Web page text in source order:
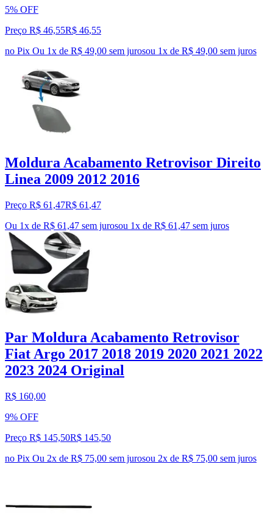
5% OFF
Preço R$ 46,55R$ 46,55
no Pix Ou 1x de R$ 49,00 sem jurosou 1x de R$ 49,00 sem juros
Moldura Acabamento Retrovisor Direito
Linea 2009 2012 2016
Preço R$ 61,47R$ 61 ,47
Ou 1x de R$ 61,47 sem jurosou 1x de R$ 61,47 sem juros
Par Moldura Acabamento Retrovisor
Fiat Argo 2017 2018 2019 2020 2021 2022
2023 2024 Original
R$ 160,00
9% OFF
Preço R$ 145,50R$ 145,50
no Pix Ou 2x de R$ 75,00 sem jurosou 2x de R$ 75,00 sem juros